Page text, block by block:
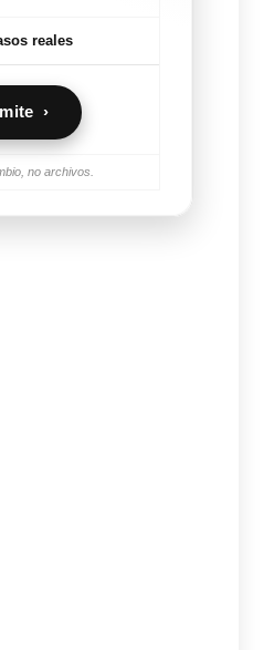
reales
›
no archivos.